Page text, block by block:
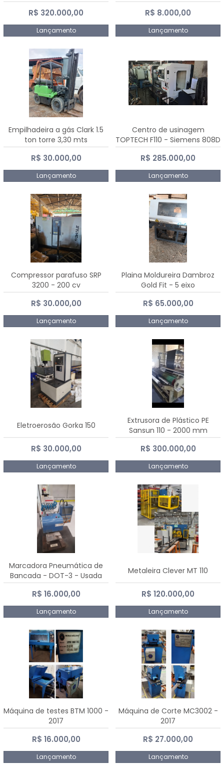
R$ 320.000,00
Lançamento
R$ 8.000,00
Lançamento
Empilhadeira a gás Clark 1.5
ton torre 3,30 mts
R$ 30.000,00
Lançamento
Centro de usinagem
TOPTECH F110 - Siemens 808D
Advanced
R$ 285.000,00
Lançamento
Compressor parafuso SRP
3200 - 200 cv
R$ 30.000,00
Lançamento
Plaina Moldureira Dambroz
Gold Fit - 5 eixo
R$ 65.000,00
Lançamento
Eletroerosão Gorka 150
R$ 30.000,00
Lançamento
Extrusora de Plástico PE
Sansun 110 - 2000 mm
R$ 300.000,00
Lançamento
Marcadora Pneumática de
Bancada - DOT-3 - Usada
R$ 16.000,00
Lançamento
Metaleira Clever MT 110
R$ 120.000,00
Lançamento
Máquina de testes BTM 1000 -
2017
R$ 16.000,00
Lançamento
Máquina de Corte MC3002 -
2017
R$ 27.000,00
Lançamento